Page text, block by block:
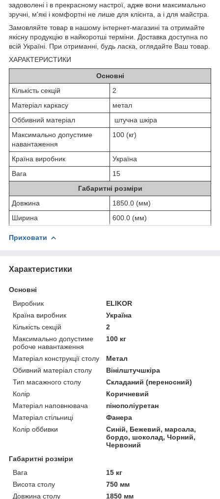
задоволені і в прекрасному настрої, адже вони максимально
зручні, м'які і комфортні не лише для клієнта, а і для майстра.
Замовляйте товар в нашому інтернет-магазині та отримайте
якісну продукцію в найкоротші терміни. Доставка доступна по
всій Україні. При отриманні, будь ласка, оглядайте Ваш товар.
ХАРАКТЕРИСТИКИ
Основні
Кількість секцій
2
Матеріал каркасу
метал
Оббивний матеріал
штучна шкіра
Максимально допустиме
навантаження
100 (кг)
Країна виробник
Україна
Вага
15
Габаритні розміри
Довжина
1850.0 (мм)
Ширина
600.0 (мм)
Приховати
Характеристики
Основні
Виробник
ELIKOR
Країна виробник
Україна
Кількість секцій
2
Максимально допустиме
робоче навантаження
100 кг
Матеріал конструкції столу
Метал
Обивний матеріал столу
Вінілштучшкіра
Тип масажного столу
Складаний (переносний)
Колір
Коричневий
Матеріал наповнювача
пінополіуретан
Матеріал стільниці
Фанера
Колір оббивки
Синій, Бежевий, марсала,
бордо, шоколад, Чорний,
Червоний
Габаритні розміри
Вага
15 кг
Висота столу
750 мм
Довжина столу
1850 мм